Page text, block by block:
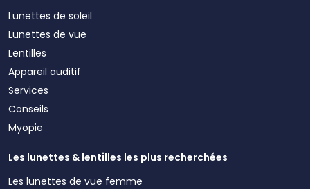
Lunettes de soleil
Lunettes de vue
Lentilles
Appareil auditif
Services
Conseils
Myopie
Les lunettes & lentilles les plus recherchées
Les lunettes de vue femme